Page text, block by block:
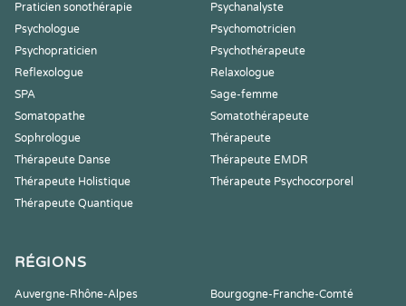
Praticien sonothérapie
Psychanalyste
Psychologue
Psychomotricien
Psychopraticien
Psychothérapeute
Reflexologue
Relaxologue
SPA
Sage-femme
Somatopathe
Somatothérapeute
Sophrologue
Thérapeute
Thérapeute Danse
Thérapeute EMDR
Thérapeute Holistique
Thérapeute Psychocorporel
Thérapeute Quantique
RÉGIONS
Auvergne-Rhône-Alpes
Bourgogne-Franche-Comté